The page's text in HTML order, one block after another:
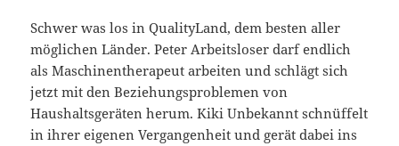
Schwer was los in QualityLand, dem besten aller
möglichen Länder. Peter Arbeitsloser darf endlich
als Maschinentherapeut arbeiten und schlägt sich
jetzt mit den Beziehungsproblemen von
Haushaltsgeräten herum. Kiki Unbekannt schnüffelt
in ihrer eigenen Vergangenheit und gerät dabei ins